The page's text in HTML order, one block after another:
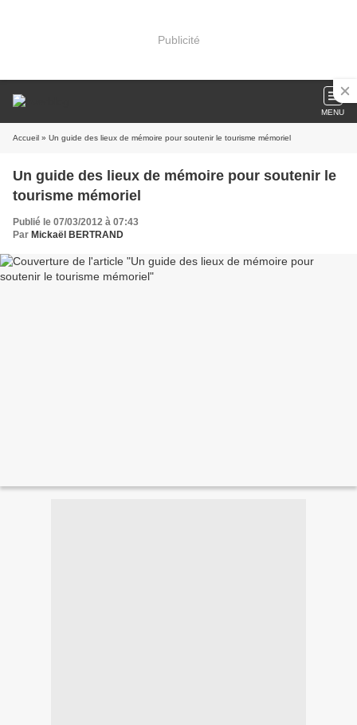
Publicité
MENU
Accueil » Un guide des lieux de mémoire pour soutenir le tourisme mémoriel
Un guide des lieux de mémoire pour soutenir le
tourisme mémoriel
Publié le 07/03/2012 à 07:43
Par Mickaël BERTRAND